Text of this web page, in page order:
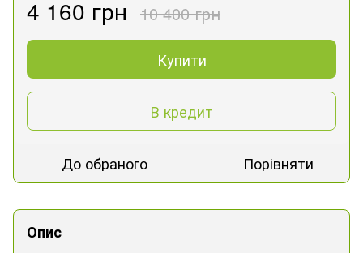
4 160 грн 10 400 грн
Купити
В кредит
До обраного Порівняти
Опис